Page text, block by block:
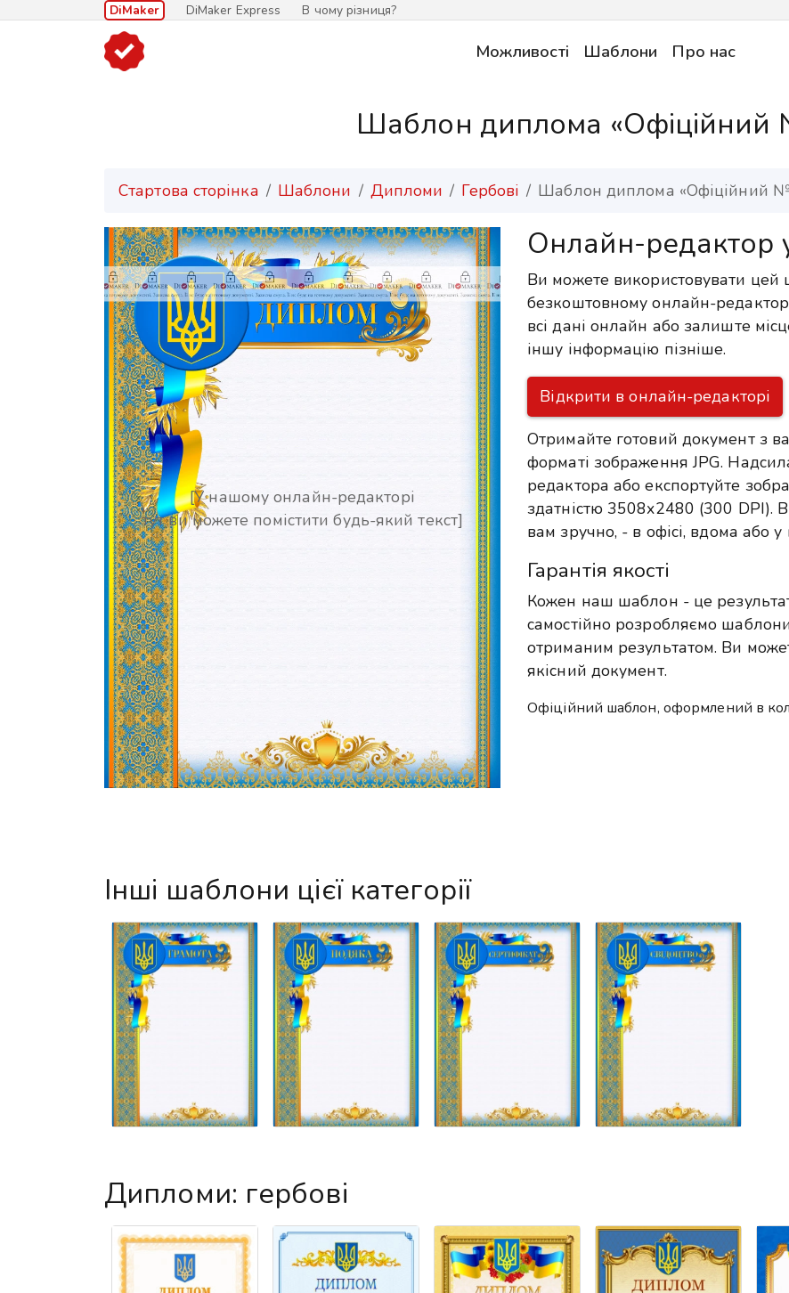
DiMaker DiMaker Express В чому різниця?
Можливості Шаблони Про нас
Шаблон диплома «Офіційний
Стартова сторінка Шаблони Дипломи Гербові Шаблон диплома «Офіційний
[У нашому онлайн-редакторі
тут ви можете помістити будь-який текст]
Онлайн-редактор
Ви можете використовувати
безкоштовному онлайн-
всі дані онлайн або залиште
іншу інформацію пізніше.
Відкрити в онлайн-редакторі
Отримайте готовий документ з
форматі зображення JPG.
редактора або експортуйте
здатністю 3508x2480 (300 DPI).
вам зручно, - в офісі, вдома або
Гарантія якості
Кожен наш шаблон - це
самостійно розробляємо
отриманим результатом. Ви
якісний документ.
Офіційний шаблон, оформлений в
Інші шаблони цієї категорії
Дипломи: гербові